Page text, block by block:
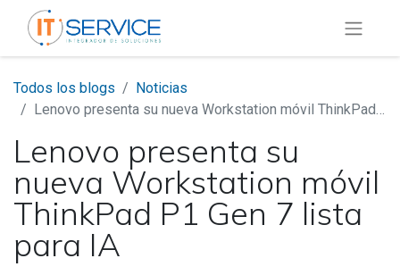
Todos los blogs
Noticias
Lenovo presenta su nueva Workstation móvil ThinkPad P1 Gen 7 lista para IA
Lenovo presenta su
nueva Workstation móvil
ThinkPad P1 Gen 7 lista
para IA